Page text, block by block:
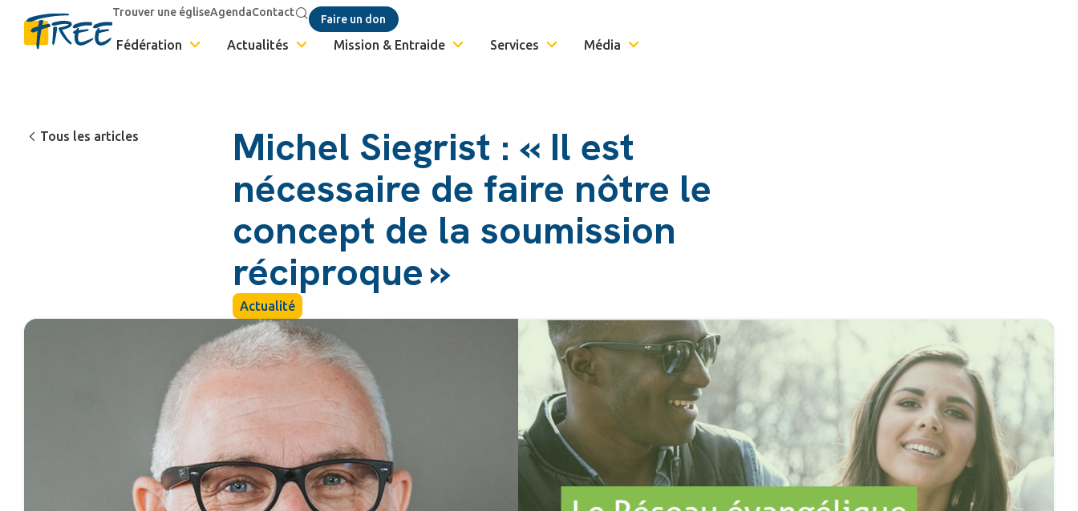
Trouver une égliseAgendaContact
Faire un don
Fédération Actualités Mission & Entraide Services Média
Tous les articles
Michel Siegrist : « Il est
nécessaire de faire nôtre le
concept de la soumission
réciproque »
Actualité